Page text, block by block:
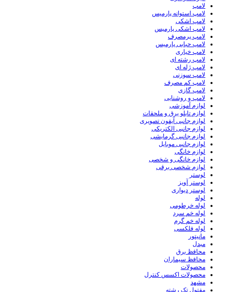
لامپ
لامپ استوانه پارمیس
لامپ اشکی
لامپ اشکی پارمیس
لامپ پرمصرف
لامپ حبابی پارمیس
لامپ خیاری
لامپ رشته ای
لامپ ژله ای
لامپ سوزنی
لامپ کم مصرف
لامپ گازی
لامپ و روشنایی
لوازم آموزشی
لوازم تابلو برق و ملحقات
لوازم جانبی آیفون تصویری
لوازم جانبی الکتریکی
لوازم جانبی گرمایشی
لوازم جانبی موبایل
لوازم خانگی
لوازم خانگی و شخصی
لوازم شخصی برقی
لوستر
لوستر آویز
لوستر دیواری
لوله
لوله خرطومی
لوله خم سرد
لوله خم گرم
لوله فلکسی
مانیتور
مبدل
محافظ برق
محافظ سیماران
محصولات
محصولات اکسس کنترل
مشهد
مفتول تک رشته